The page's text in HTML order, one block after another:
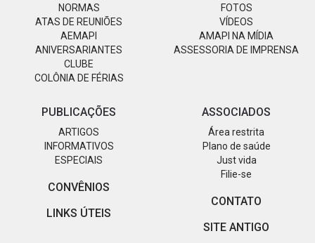
NORMAS
ATAS DE REUNIÕES
AEMAPI
ANIVERSARIANTES
CLUBE
COLÔNIA DE FÉRIAS
FOTOS
VÍDEOS
AMAPI NA MÍDIA
ASSESSORIA DE IMPRENSA
PUBLICAÇÕES
ARTIGOS
INFORMATIVOS
ESPECIAIS
CONVÊNIOS
LINKS ÚTEIS
ASSOCIADOS
Área restrita
Plano de saúde
Just vida
Filie-se
CONTATO
SITE ANTIGO